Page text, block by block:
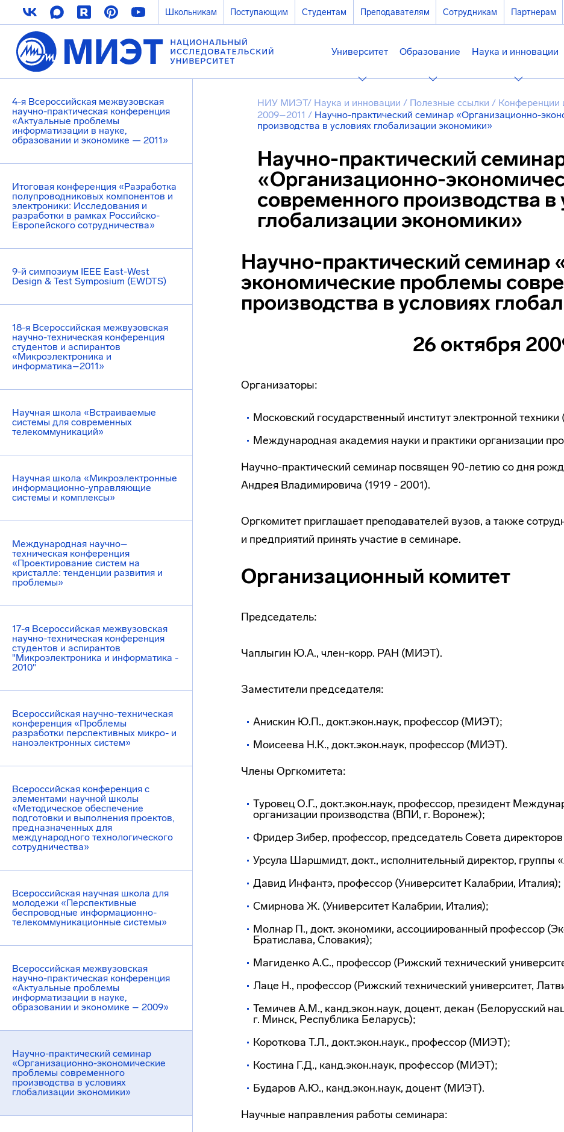
Школьникам Поступающим Студентам Преподавателям Сотрудникам Партнерам
Университет Образование Наука и инновации
4-я Всероссийская межвузовская
научно-практическая конференция
«Актуальные проблемы
информатизации в науке,
образовании и экономике — 2011»
Итоговая конференция «Разработка
полупроводниковых компонентов и
электроники: Исследования и
разработки в рамках Российско-
Европейского сотрудничества»
9-й симпозиум IEEE East-West
Design & Test Symposium (EWDTS)
18-я Всероссийская межвузовская
научно-техническая конференция
студентов и аспирантов
«Микроэлектроника и
информатика–2011»
Научная школа «Встраиваемые
системы для современных
телекоммуникаций»
Научная школа «Микроэлектронные
информационно-управляющие
системы и комплексы»
Международная научно–
техническая конференция
«Проектирование систем на
кристалле: тенденции развития и
проблемы»
17-я Всероссийская межвузовская
научно-техническая конференция
студентов и аспирантов
"Микроэлектроника и информатика -
2010"
Всероссийская научно-техническая
конференция «Проблемы
разработки перспективных микро- и
наноэлектронных систем»
Всероссийская конференция с
элементами научной школы
«Методическое обеспечение
подготовки и выполнения проектов,
предназначенных для
международного технологического
сотрудничества»
Всероссийская научная школа для
молодежи «Перспективные
беспроводные информационно-
телекоммуникационные системы»
Всероссийская межвузовская
научно-практическая конференция
«Актуальные проблемы
информатизации в науке,
образовании и экономике – 2009»
Научно-практический семинар
«Организационно-экономические
проблемы современного
производства в условиях
глобализации экономики»
НИУ МИЭТ/ Наука и инновации / Полезные ссылки / Конференции
2009–2011 / Научно-практический семинар «Организационно-
производства в условиях глобализации экономики»
Научно-практический
«Организационно-
современного производства в
глобализации экономики»
Научно-практический семинар
экономические проблемы
производства в условиях
26 октября
Организаторы:
Московский государственный институт электронной техники
Международная академия науки и практики организации
Научно-практический семинар посвящен 90-летию со дня
Андрея Владимировича (1919 - 2001).
Оргкомитет приглашает преподавателей вузов, а также
и предприятий принять участие в семинаре.
Организационный комитет
Председатель:
Чаплыгин Ю.А., член-корр. РАН (МИЭТ).
Заместители председателя:
Анискин Ю.П., докт.экон.наук, профессор (МИЭТ);
Моисеева Н.К., докт.экон.наук, профессор (МИЭТ).
Члены Оргкомитета:
Туровец О.Г., докт.экон.наук, профессор, президент
организации производства (ВПИ, г. Воронеж);
Фридер Зибер, профессор, председатель Совета
Урсула Шаршмидт, докт., исполнительный директор, группы
Давид Инфантэ, профессор (Университет Калабрии, Италия);
Смирнова Ж. (Университет Калабрии, Италия);
Молнар П., докт. экономики, ассоциированный профессор
Братислава, Словакия);
Магиденко А.С., профессор (Рижский технический
Лаце Н., профессор (Рижский технический университет,
Темичев А.М., канд.экон.наук, доцент, декан (Белорусский
г. Минск, Республика Беларусь);
Короткова Т.Л., докт.экон.наук., профессор (МИЭТ);
Костина Г.Д., канд.экон.наук, профессор (МИЭТ);
Бударов А.Ю., канд.экон.наук, доцент (МИЭТ).
Научные направления работы семинара: